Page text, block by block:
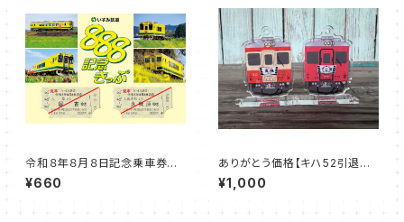
令和８年８月８日記念乗車券セ
ット【B】
¥660
ありがとう価格【キハ52引退記
念グッズ】キハ52アクスタキーチ
ェーン
¥1,000